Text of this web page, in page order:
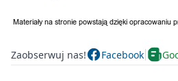
Zaobserwuj nas! Facebook